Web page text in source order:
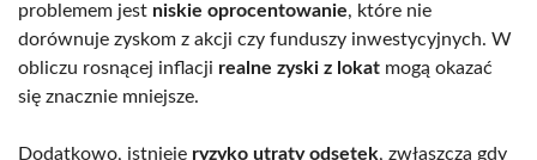
problemem jest niskie oprocentowanie, które nie
dorównuje zyskom z akcji czy funduszy inwestycyjnych. W
obliczu rosnącej inflacji realne zyski z lokat mogą okazać
się znacznie mniejsze.
Dodatkowo, istnieje ryzyko utraty odsetek, zwłaszcza gdy